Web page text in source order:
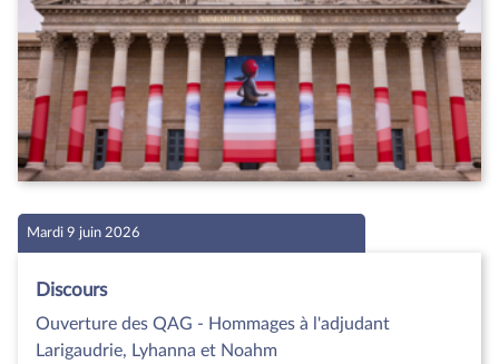
Mardi 9 juin 2026
Discours
Ouverture des QAG - Hommages à l'adjudant
Larigaudrie, Lyhanna et Noahm